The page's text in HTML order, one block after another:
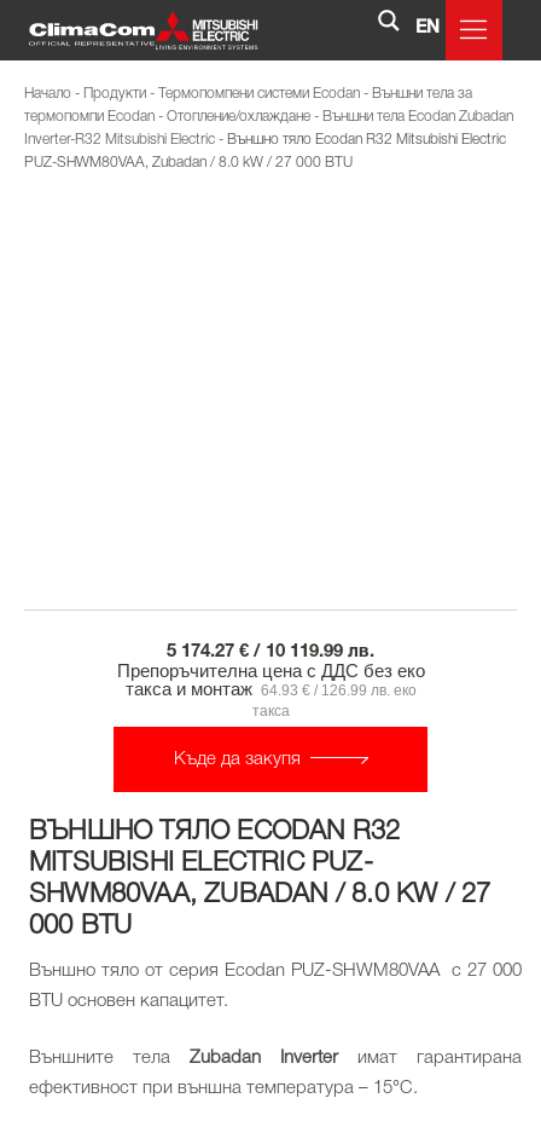
EN
Начало - Продукти - Термопомпени системи Ecodan - Външни тела за
термопомпи Ecodan - Отопление/охлаждане - Външни тела Ecodan Zubadan
Inverter-R32 Mitsubishi Electric - Външно тяло Ecodan R32 Mitsubishi Electric
PUZ-SHWM80VAA, Zubadan / 8.0 kW / 27 000 BTU
5 174.27 € / 10 119.99 лв.
Препоръчителна цена с ДДС без еко
такса и монтаж 64.93 € / 126.99 лв. еко
такса
Къде да закупя
ВЪНШНО ТЯЛО ECODAN R32
MITSUBISHI ELECTRIC PUZ-
SHWM80VAA, ZUBADAN / 8.0 KW / 27
000 BTU
Външно тяло от серия Ecodan PUZ-SHWM80VAA с 27 000
BTU основен капацитет.
Външните телаZubadan Inverterимат гарантирана
ефективност при външна температура – 15°C.